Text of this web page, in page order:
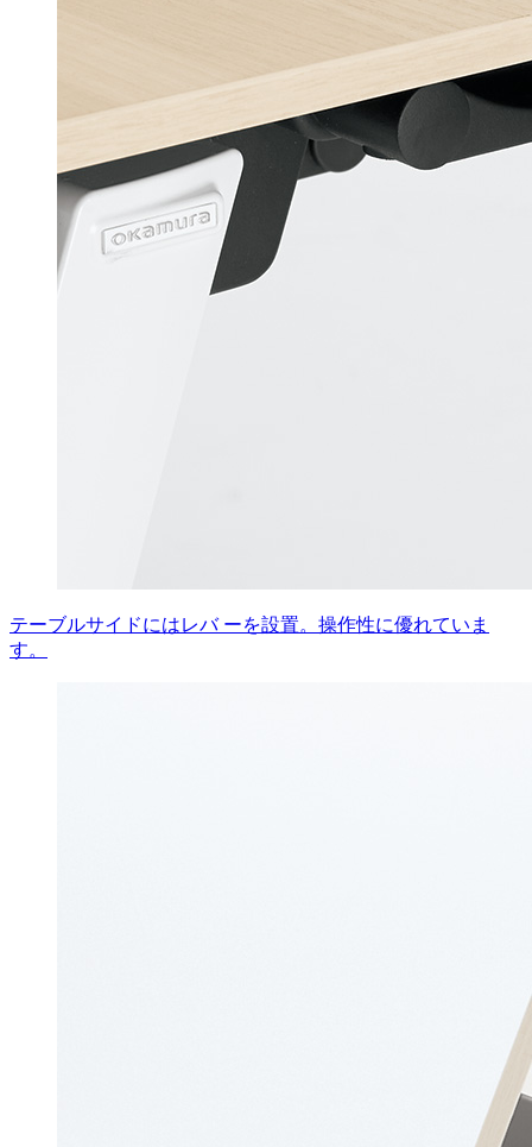
テーブルサイドにはレバ ーを設置。操作性に優れていま
す。